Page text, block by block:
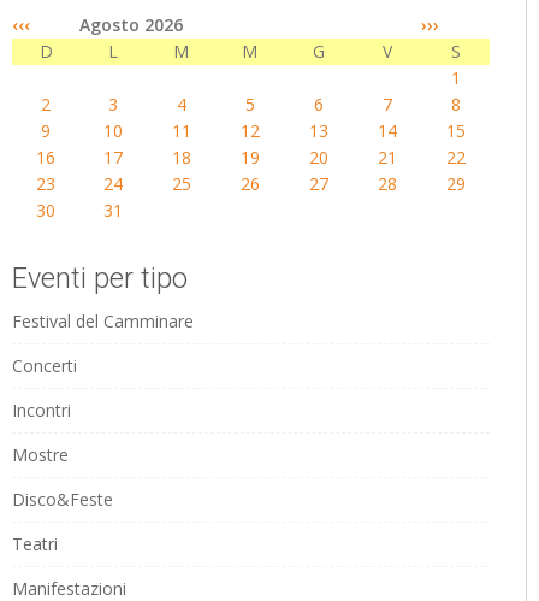
‹‹‹ Agosto 2026
›››
D
L M M G V
S
1
2
3 4 5 6 7
8
9
10 11 12 13 14
15
16
17 18 19 20 21
22
23
24 25 26 27 28
29
30
31
Eventi per tipo
Festival del Camminare
Concerti
Incontri
Mostre
Disco&Feste
Teatri
Manifestazioni